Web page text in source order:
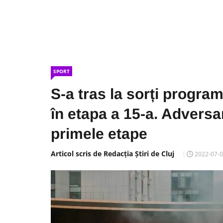
SPORT
S-a tras la sorți
în etapa a 15-a.
primele etape
Articol scris de Redacția Știri de Cluj 2022-07-